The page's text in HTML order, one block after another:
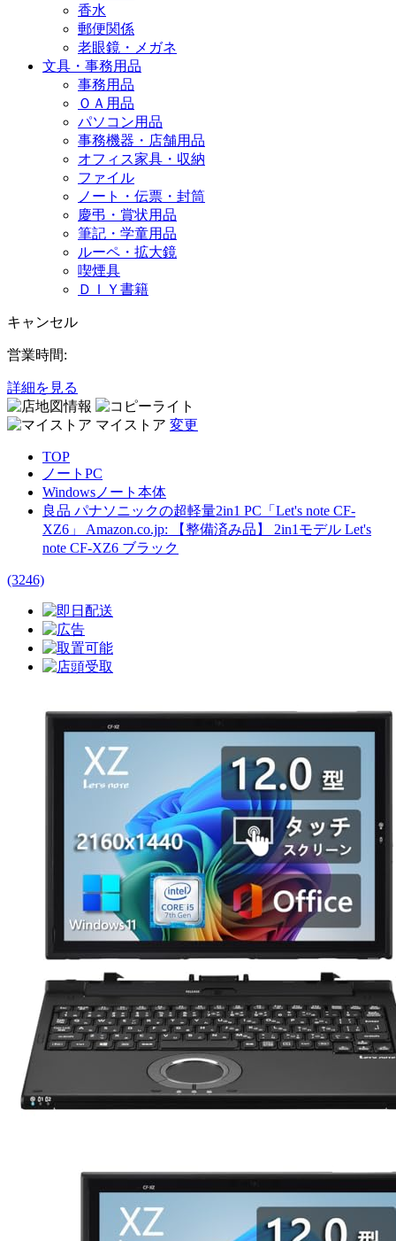
香水
郵便関係
老眼鏡・メガネ
文具・事務用品
事務用品
ＯＡ用品
パソコン用品
事務機器・店舗用品
オフィス家具・収納
ファイル
ノート・伝票・封筒
慶弔・賞状用品
筆記・学童用品
ルーペ・拡大鏡
喫煙具
ＤＩＹ書籍
キャンセル
営業時間:
詳細を見る
マイストア 変更
TOP
ノートPC
Windowsノート本体
良品 パナソニックの超軽量2in1 PC「Let's note CF-
XZ6」 Amazon.co.jp: 【整備済み品】 2in1モデル Let's
note CF-XZ6 ブラック
(3246)